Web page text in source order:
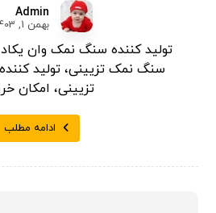
Admin
بهمن 1, 1403
تولید کننده سنگ نمک وان
سنگ نمک تزیینی، تولید
تزیینی، امکان
ادامه مطلب